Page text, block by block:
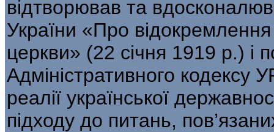
відтворював та
України «Про
церкви» (22 січня 1919 р.) і
Адміністративного
реалії української
підходу до питань,